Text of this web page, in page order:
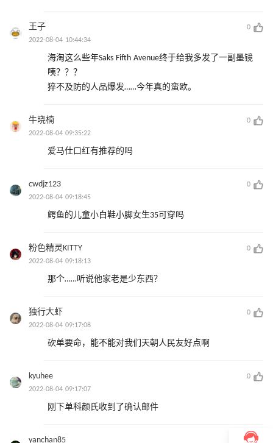
王子
0
2022-08-04 10:44:34
海淘这么些年Saks Fifth Avenue终于给我多发了一副墨镜
咦？？？
猝不及防的人品爆发……今年真的蛮欧。
牛晓楠
0
2022-08-04 09:35:22
爱马仕口红有推荐的吗
cwdjz123
0
2022-08-04 09:18:45
鳄鱼的儿童小白鞋小脚女生35可穿吗
粉色精灵KITTY
0
2022-08-04 09:18:13
那个……听说他家老是少东西？
独行大虾
0
2022-08-04 09:17:08
砍单要命，能不能对我们天朝人民友好点啊
kyuhee
0
2022-08-04 09:17:07
刚下单科颜氏收到了确认邮件
yanchan85 0